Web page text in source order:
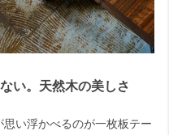
い。天然木の美しさ
い浮かべるのが一枚板テー